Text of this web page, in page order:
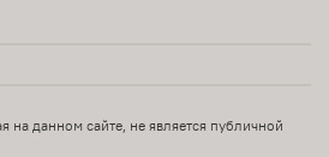
на данном сайте, не является публичной